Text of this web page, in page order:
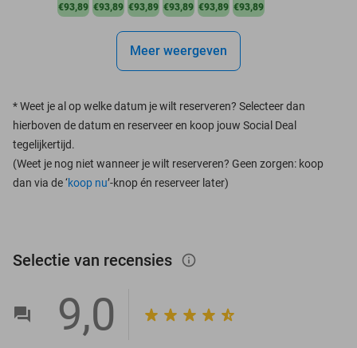
€93,89 €93,89 €93,89 €93,89 €93,89 €93,89
Meer weergeven
*Weet je al op welke datum je wilt reserveren? Selecteer dan
hierboven de datum en reserveer en koop jouw Social Deal
tegelijkertijd.
(Weet je nog niet wanneer je wilt reserveren? Geen zorgen: koop
dan via de ‘koop nu’-knop én reserveer later)
Selectie van recensies info_outlined
9,0